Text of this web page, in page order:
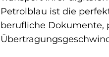
Petrolblau ist die
berufliche Dokumente,